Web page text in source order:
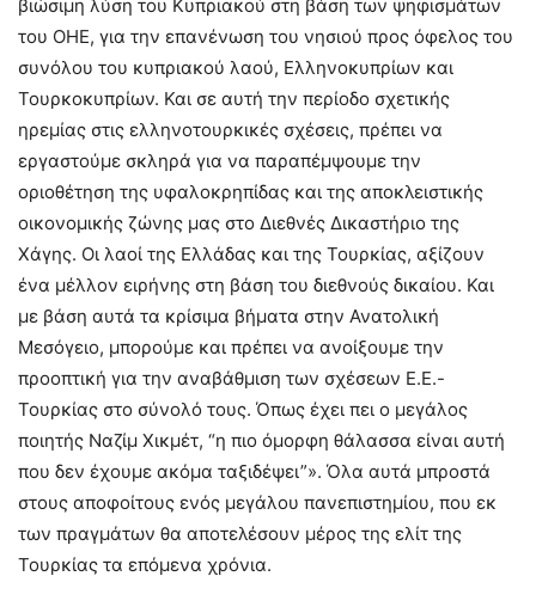
βιώσιμη λύση του Κυπριακού στη βάση των ψηφισμάτων
του ΟΗΕ, για την επανένωση του νησιού προς όφελος του
συνόλου του κυπριακού λαού, Ελληνοκυπρίων και
Τουρκοκυπρίων. Και σε αυτή την περίοδο σχετικής
ηρεμίας στις ελληνοτουρκικές σχέσεις, πρέπει να
εργαστούμε σκληρά για να παραπέμψουμε την
οριοθέτηση της υφαλοκρηπίδας και της αποκλειστικής
οικονομικής ζώνης μας στο Διεθνές Δικαστήριο της
Χάγης. Οι λαοί της Ελλάδας και της Τουρκίας, αξίζουν
ένα μέλλον ειρήνης στη βάση του διεθνούς δικαίου. Και
με βάση αυτά τα κρίσιμα βήματα στην Ανατολική
Μεσόγειο, μπορούμε και πρέπει να ανοίξουμε την
προοπτική για την αναβάθμιση των σχέσεων Ε.Ε.-
Τουρκίας στο σύνολό τους. Όπως έχει πει ο μεγάλος
ποιητής Ναζίμ Χικμέτ, “η πιο όμορφη θάλασσα είναι αυτή
που δεν έχουμε ακόμα ταξιδέψει”». Όλα αυτά μπροστά
στους αποφοίτους ενός μεγάλου πανεπιστημίου, που εκ
των πραγμάτων θα αποτελέσουν μέρος της ελίτ της
Τουρκίας τα επόμενα χρόνια.